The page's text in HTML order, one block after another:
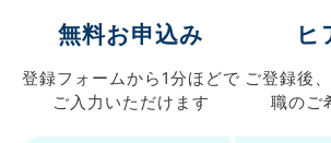
無料お申込み
登録フォームから 1分ほどで
ご入力 いただけます
ヒ
ご登録後、
職のご